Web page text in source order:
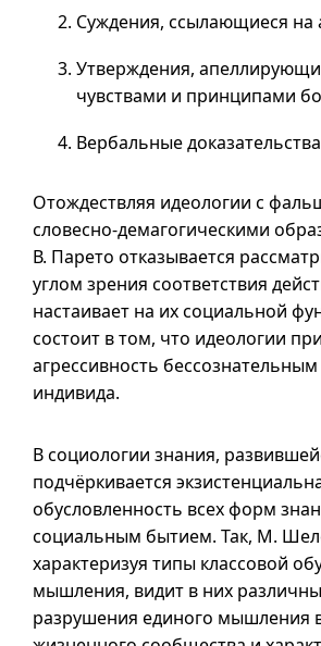
Суждения, ссылающиеся на
Утверждения,
чувствами и принципами
Вербальные
Отождествляя идеологии с
словесно-демагогическими
В. Парето отказывается
углом зрения соответствия
настаивает на их социальной
состоит в том, что идеологии
агрессивность
индивида.
В социологии знания,
подчёркивается
обусловленность всех форм
социальным бытием. Так, М.
характеризуя типы классовой
мышления, видит в них
разрушения единого мышления